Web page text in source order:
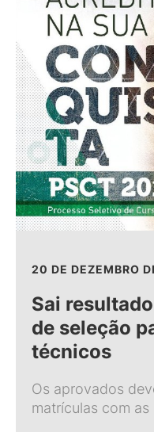
20 DE DEZEMBRO
Sai
de seleção
técnicos
Os aprovados
matrículas com